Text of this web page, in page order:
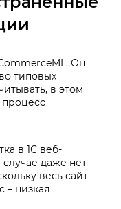
Он
типовых
в этом
процесс
в 1С веб-
случае даже нет
весь сайт
– низкая